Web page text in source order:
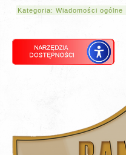
Kategoria:Wiadomości ogólne